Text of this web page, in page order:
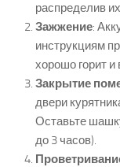
распределив
Зажжение:
инструкциям
хорошо горит
Закрытие
двери
Оставьте
до 3 часов).